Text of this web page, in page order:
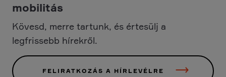
mobilitás
Kövesd, merre tartunk, és értesülj a
legfrissebb hírekről.
FELIRATKOZÁS A HÍRLEVÉLRE